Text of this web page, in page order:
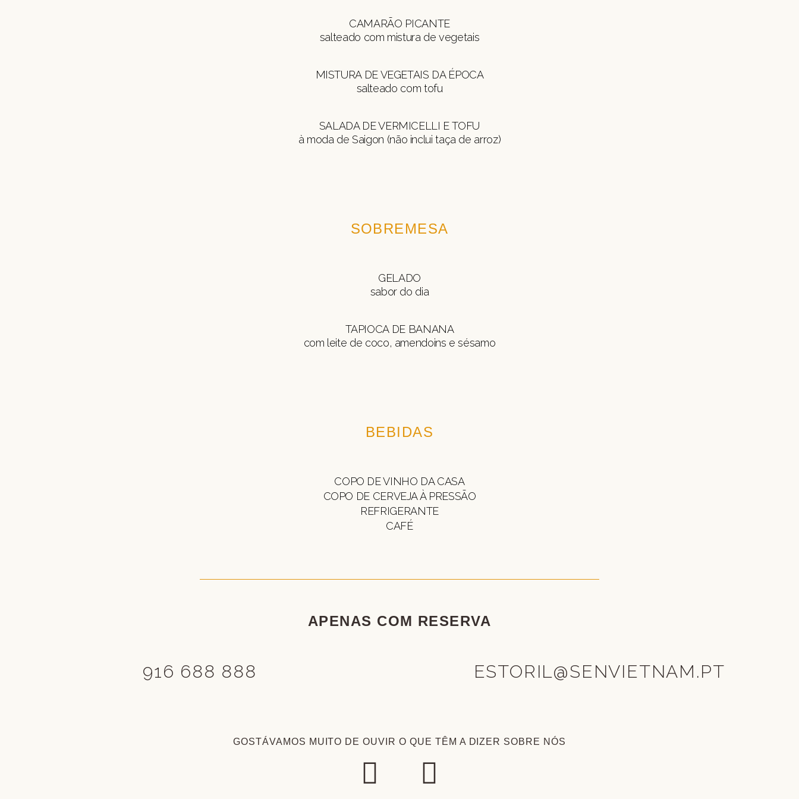
CAMARÃO PICANTE
salteado com mistura de vegetais
MISTURA DE VEGETAIS DA ÉPOCA
salteado com tofu
SALADA DE VERMICELLI E TOFU
à moda de Saigon (não inclui taça de arroz)
SOBREMESA
GELADO
sabor do dia
TAPIOCA DE BANANA
com leite de coco, amendoins e sésamo
BEBIDAS
COPO DE VINHO DA CASA
COPO DE CERVEJA À PRESSÃO
REFRIGERANTE
CAFÉ
APENAS COM RESERVA
916 688 888 ESTORIL@SENVIETNAM.PT
GOSTÁVAMOS MUITO DE OUVIR O QUE TÊM A DIZER SOBRE NÓS